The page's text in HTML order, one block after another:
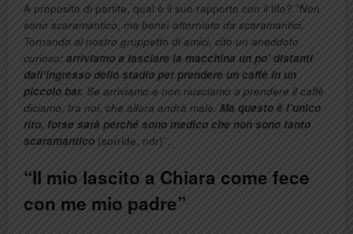
A proposito di partite, qual è il suo rapporto con il tifo? “Non
sono scaramantico, ma bensì attorniato da scaramantici.
Tornando al nostro gruppetto di amici, cito un aneddoto
curioso: arriviamo a lasciare la macchina un po’ distanti
dall’ingresso dello stadio per prendere un caffè in un
piccolo bar. Se arriviamo e non riusciamo a prendere il caffè
diciamo, tra noi, che allora andrà male. Ma questo è l’unico
rito, forse sarà perché sono medico che non sono tanto
scaramantico (sorride, ndr)”.
“Il mio lascito a Chiara come fece
con me mio padre”